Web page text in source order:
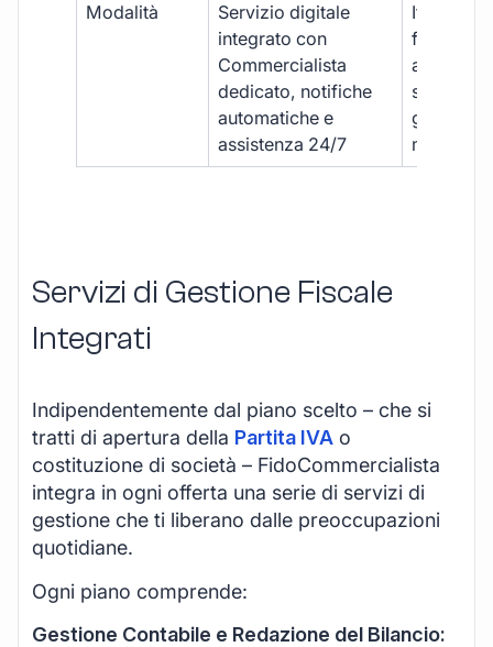
Modalità
Servizio digitale
integrato con
Commercialista
dedicato, notifiche
automatiche e
assistenza 24/7
Iter
studio e
gestione
manuale
Servizi di Gestione Fiscale
Integrati
Indipendentemente dal piano scelto – che si
tratti di apertura della Partita IVA o
costituzione di società – FidoCommercialista
integra in ogni offerta una serie di servizi di
gestione che ti liberano dalle preoccupazioni
quotidiane.
Ogni piano comprende:
Gestione Contabile e Redazione del Bilancio: